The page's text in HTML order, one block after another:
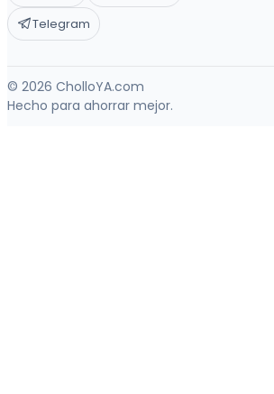
Telegram
© 2026 CholloYA.com
Hecho para ahorrar mejor.